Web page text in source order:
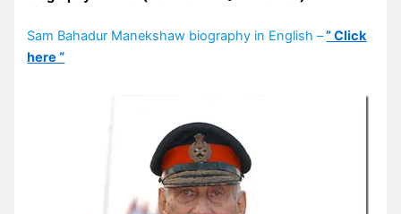
Sam Bahadur Manekshaw biography in English –” Click
here “